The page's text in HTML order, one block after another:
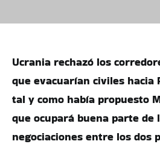
Ucrania rechazó los
que evacuarían civiles hacia
tal y como había propuesto
que ocupará buena parte de
negociaciones entre los dos